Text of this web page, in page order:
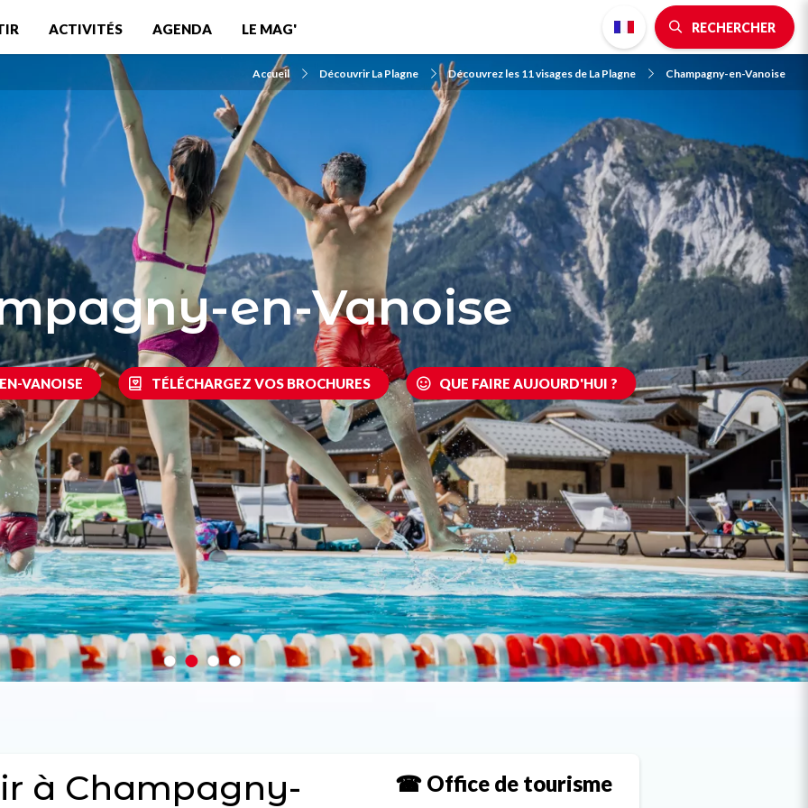
ACTIVITÉS AGENDA LE MAG' RECHERCHER
Accueil Découvrir La Plagne Découvrez les 11 visages de La Plagne Champagny-en-Vanoise
en-Vanoise
VANOISE TÉLÉCHARGEZ VOS BROCHURES QUE FAIRE AUJOURD'HUI ?
à Champagny-
☎ Office de tourisme